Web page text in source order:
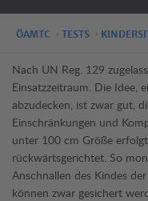
ÖAMTC TESTS
Nach UN Reg. 129
Einsatzzeitraum. Die Idee,
abzudecken, ist zwar gut,
Einschränkungen und
unter 100 cm Größe
rückwärtsgerichtet. So
Anschnallen des Kindes
können zwar gesichert